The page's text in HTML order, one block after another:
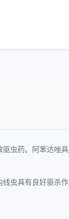
虫药。阿苯达唑具
虫具有良好驱杀作